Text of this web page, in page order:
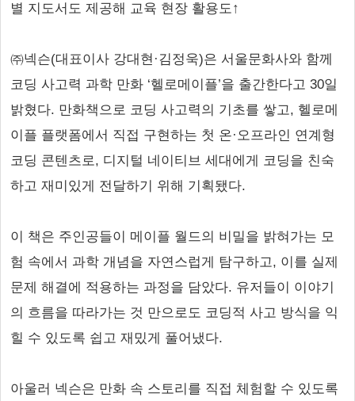
별 지도서도 제공해 교육 현장 활용도↑
㈜넥슨(대표이사 강대현·김정욱)은 서울문화사와 함께
코딩 사고력 과학 만화 ‘헬로메이플’을 출간한다고 30일
밝혔다. 만화책으로 코딩 사고력의 기초를 쌓고, 헬로메
이플 플랫폼에서 직접 구현하는 첫 온·오프라인 연계형
코딩 콘텐츠로, 디지털 네이티브 세대에게 코딩을 친숙
하고 재미있게 전달하기 위해 기획됐다.
이 책은 주인공들이 메이플 월드의 비밀을 밝혀가는 모
험 속에서 과학 개념을 자연스럽게 탐구하고, 이를 실제
문제 해결에 적용하는 과정을 담았다. 유저들이 이야기
의 흐름을 따라가는 것 만으로도 코딩적 사고 방식을 익
힐 수 있도록 쉽고 재밌게 풀어냈다.
아울러 넥슨은 만화 속 스토리를 직접 체험할 수 있도록